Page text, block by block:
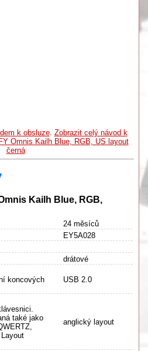
k obsluze. Zobrazit celý návod k
Omnis Kailh Blue, RGB, US layout
černá
Kailh Blue, RGB,
24 měsíců
EY5A028
drátové
koncových
USB 2.0
také jako
anglický layout